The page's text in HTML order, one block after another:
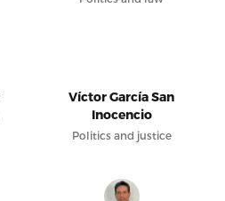
Víctor García San
Inocencio
Politics and justice